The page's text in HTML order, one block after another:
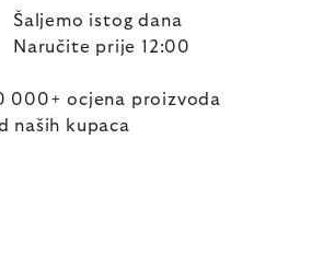
Šaljemo istog dana
Naručite prije 12:00
000+ ocjena proizvoda
naših kupaca